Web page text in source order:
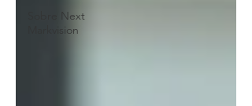
Sobre Next
Markvision